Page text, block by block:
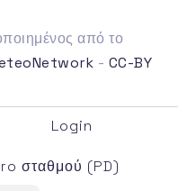
από το
- CC-BY
Login
σταθμού (PD)